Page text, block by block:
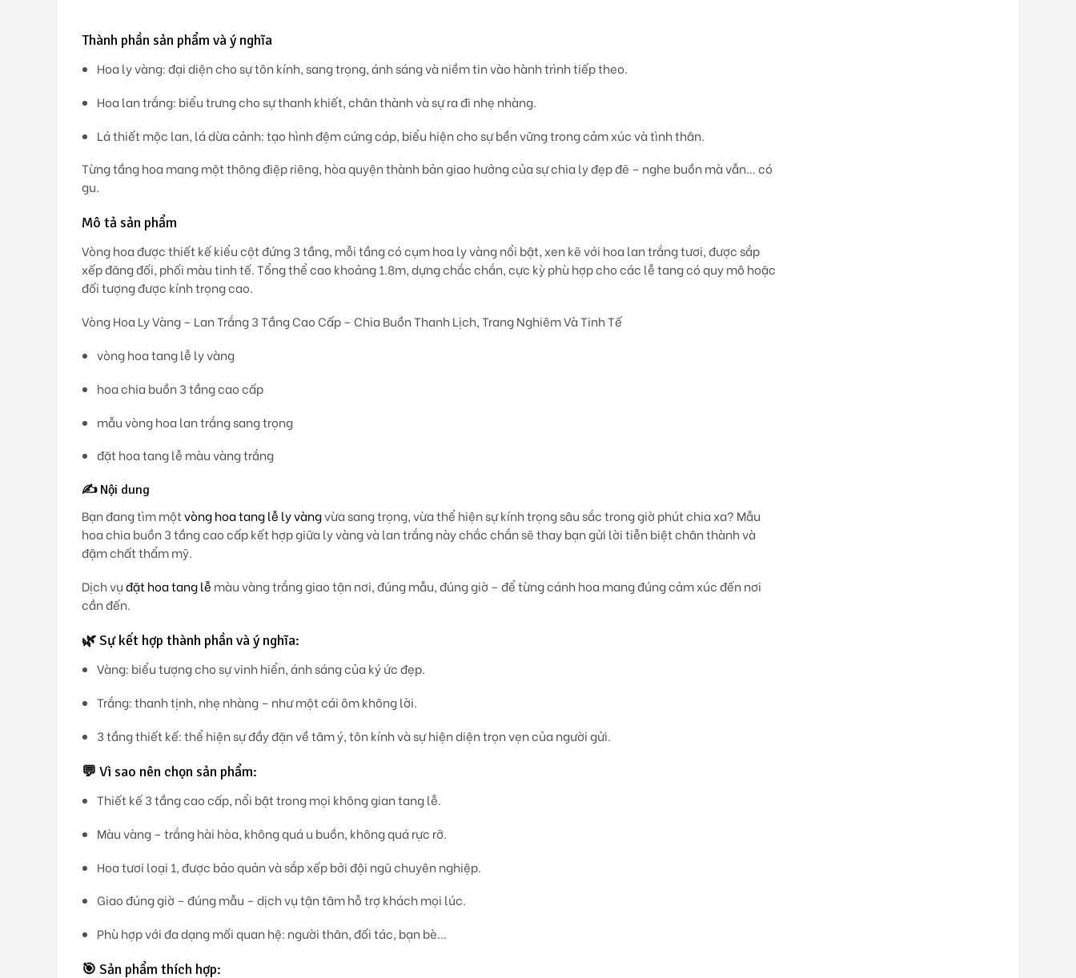
Thành phần sản phẩm và ý nghĩa
Hoa ly vàng: đại diện cho sự tôn kính, sang trọng, ánh sáng và niềm tin vào hành trình tiếp theo.
Hoa lan trắng: biểu trưng cho sự thanh khiết, chân thành và sự ra đi nhẹ nhàng.
Lá thiết mộc lan, lá dừa cảnh: tạo hình đệm cứng cáp, biểu hiện cho sự bền vững trong cảm xúc và tình thân.
Từng tầng hoa mang một thông điệp riêng, hòa quyện thành bản giao hưởng của sự chia ly đẹp đẽ – nghe buồn mà vẫn… có
gu.
Mô tả sản phẩm
Vòng hoa được thiết kếkiểu cột đứng 3 tầng, mỗi tầng có cụmhoa ly vàng nổi bật, xen kẽ với hoa lan trắng tươi, được sắp
xếp đăng đối, phối màu tinh tế. Tổng thể cao khoảng1.8m, dựng chắc chắn, cực kỳ phù hợp cho các lễ tang có quy mô hoặc
đối tượng được kính trọng cao.
Vòng Hoa Ly Vàng – Lan Trắng 3 Tầng Cao Cấp – Chia Buồn Thanh Lịch, Trang Nghiêm Và Tinh Tế
vòng hoa tang lễ ly vàng
hoa chia buồn 3 tầng cao cấp
mẫu vòng hoa lan trắng sang trọng
đặt hoa tang lễ màu vàng trắng
✍️ Nội dung
Bạn đang tìm mộtvòng hoa tang lễ ly vàngvừa sang trọng, vừa thể hiện sự kính trọng sâu sắc trong giờ phút chia xa? Mẫu
hoa chia buồn 3 tầng cao cấpkết hợp giữaly vàng và lan trắngnày chắc chắn sẽ thay bạn gửi lời tiễn biệt chân thành và
đậm chất thẩm mỹ.
Dịch vụđặt hoa tang lễ màu vàng trắnggiao tận nơi, đúng mẫu, đúng giờ – để từng cánh hoa mang đúng cảm xúc đến nơi
cần đến.
🌿Sự kết hợp thành phần và ý nghĩa:
Vàng: biểu tượng cho sự vinh hiển, ánh sáng của ký ức đẹp.
Trắng: thanh tịnh, nhẹ nhàng – như một cái ôm không lời.
3 tầng thiết kế: thể hiện sự đầy đặn về tâm ý, tôn kính và sự hiện diện trọn vẹn của người gửi.
💬 Vì sao nên chọn sản phẩm:
Thiết kế 3 tầng cao cấp, nổi bật trong mọi không gian tang lễ.
Màu vàng – trắng hài hòa, không quá u buồn, không quá rực rỡ.
Hoa tươi loại 1, được bảo quản và sắp xếp bởi đội ngũ chuyên nghiệp.
Giao đúng giờ – đúng mẫu – dịch vụ tận tâm hỗ trợ khách mọi lúc.
Phù hợp với đa dạng mối quan hệ: người thân, đối tác, bạn bè…
🎯 Sản phẩm thích hợp: